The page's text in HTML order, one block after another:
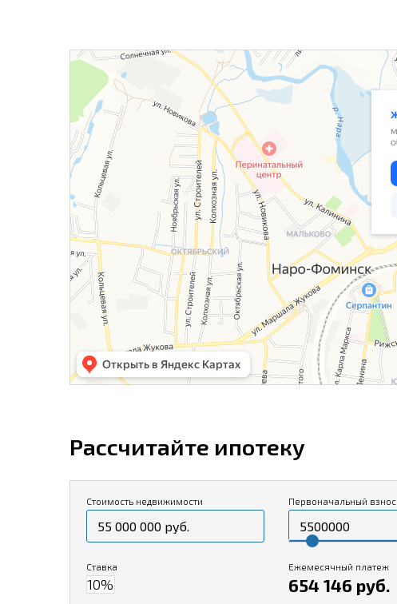
Рассчитайте ипотеку
Стоимость недвижимости Первоначальный взнос
Ставка Ежемесячный платеж
654 146 руб.